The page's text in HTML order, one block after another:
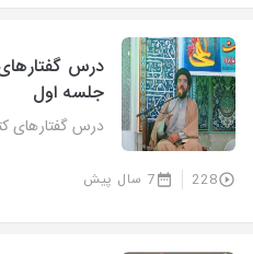
درس
جلسه اول
درس گفتارهای
228 7 سال پیش